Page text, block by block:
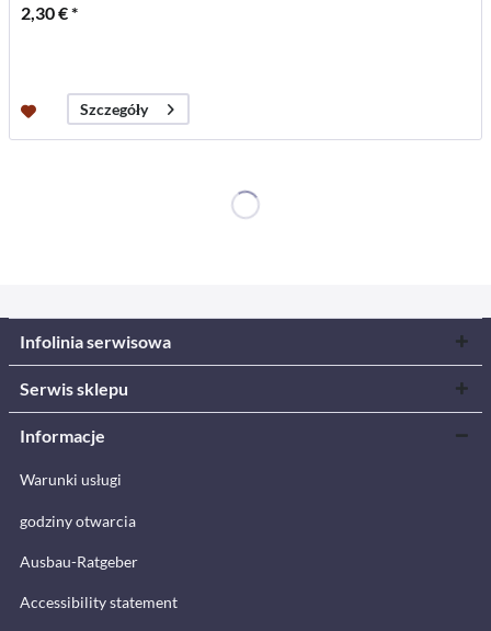
2,30 € *
Szczegóły
Infolinia serwisowa
Serwis sklepu
Informacje
Warunki usługi
godziny otwarcia
Ausbau-Ratgeber
Accessibility statement